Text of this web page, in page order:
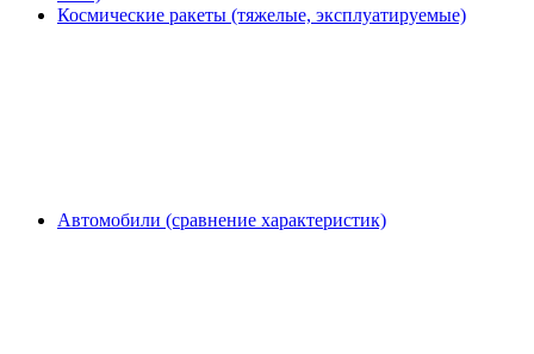
Космические ракеты (тяжелые, эксплуатируемые)
Автомобили (сравнение характеристик)